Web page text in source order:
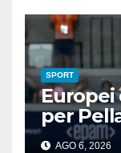
SPORT
Europei
per
trionfo
AGO 6, 2026